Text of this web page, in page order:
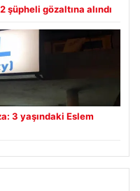
şüpheli gözaltına alındı
3 yaşındaki Eslem